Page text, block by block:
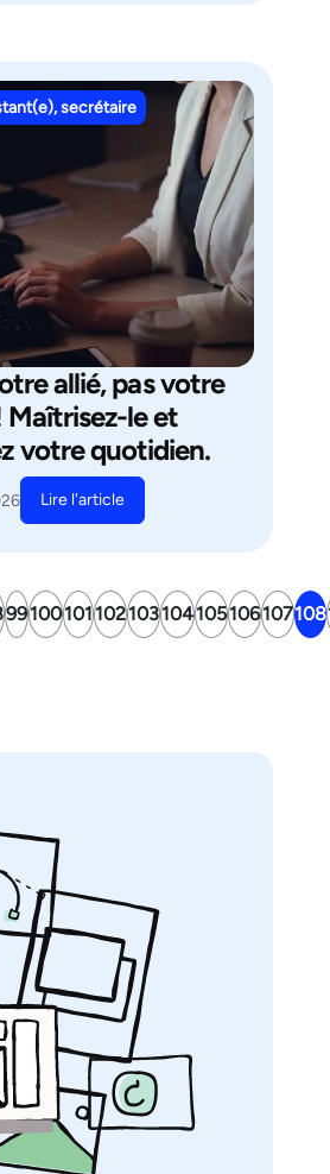
secrétaire
allié, pas votre
Maîtrisez-le et
votre quotidien.
Lire l'article
99100101102103104105106107108